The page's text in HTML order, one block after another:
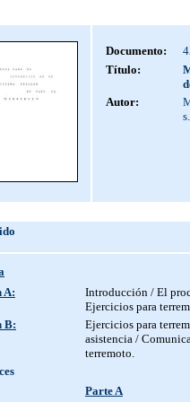
Documento:
Título:
Autor:
A:
Introducción / El
Ejercicios para
B:
Ejercicios para
asistencia /
terremoto.
Parte A